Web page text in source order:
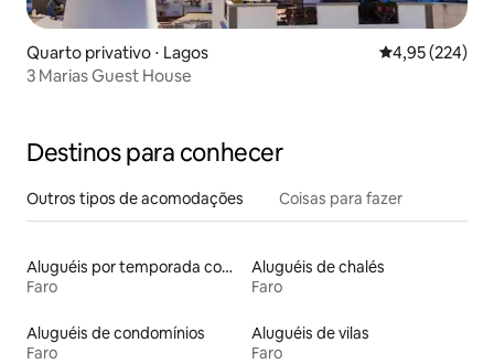
Quarto privativo ⋅ Lagos 4,95 de uma
4,95 (224)
3 Marias Guest House
Destinos para conhecer
Outros tipos de acomodações Coisas para fazer
Aluguéis por temporada com banheira de hidromassagem
Faro
Aluguéis de chalés
Faro
Aluguéis de condomínios
Faro
Aluguéis de vilas
Faro